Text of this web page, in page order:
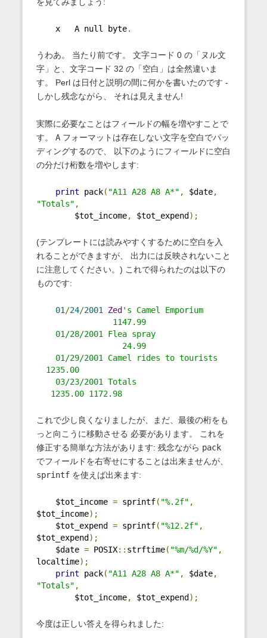
x   A null byte.
うわあ。 当たり前です。 文字コード 0 の「ヌル文
字」と、文字コード 32 の「空白」は全然違いま
す。 Perl は日付と説明の間に何かを書いたのです -
しかし残念ながら、 それは見えません!
実際に必要なことはフィールドの幅を増やすことで
す。 Aフォーマットは存在しない文字を空白でパッ
ディングするので、 以下のようにフィールドに空白
の分だけ桁数を増やします:
print pack( "A11 A28 A8 A*" , $date,
"Totals" ,
$tot_income, $tot_expend );
(テンプレートには読みやすくするために空白を入
れることができますが、 出力には反映されないこと
に注意してください。) これで得られたのは以下の
ものです:
01 /24/2001 Zed 's Camel Emporium
1147.99
01/28/2001 Flea spray
24.99
01/29/2001 Camel rides to tourists
1235.00
03/23/2001 Totals
1235.00 1172.98
これで少し良くなりましたが、まだ、最後の桁をも
っと向こうに移動させる 必要があります。 これを
修正する簡単な方法があります: 残念ながら pack
でフィールドを右寄せにすることは出来ませんが、
sprintfを使えば出来ます:
$tot_income = sprintf( "%.2f" ,
$tot_income);
$tot_expend = sprintf( "%12.2f" ,
$tot_expend );
$date = POSIX:: strftime( "%m/%d/%Y" ,
localtime);
print pack( "A11 A28 A8 A*" , $date,
"Totals" ,
$tot_income, $tot_expend );
今度は正しい答えを得られました: